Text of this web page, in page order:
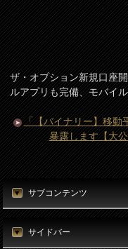
ザ・オプション新規口座
ルアプリも完備、モバイ
「【バイナリー】移動
暴露します【大
サブコンテンツ
サイドバー